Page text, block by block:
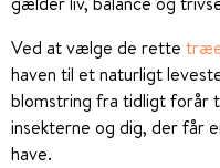
Ved at vælge de rette
haven til et naturligt
blomstring fra tidligt forår
insekterne og dig, der får
have.